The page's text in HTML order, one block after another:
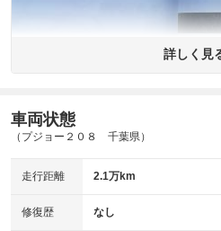
※実際にお渡しするコンディションチ
および表示項目が異なる場合がございま
す。車両情報等の詳細は各販売店へお問
拡大
※購入時は必ず現車をご確認下さい。
詳しく見
車両状態
（プジョー２０８ 千葉県）
走行距離 2.1万km
修復歴 なし